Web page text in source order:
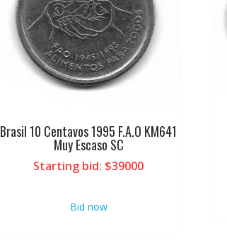
Brasil 10 Centavos 1995 F.A.O KM641
Muy Escaso SC
Starting bid: $39000
Bid now